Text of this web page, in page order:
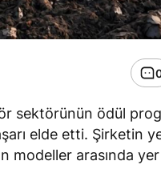
sektörünün ödül
elde etti. Şirketin
modeller arasında yer